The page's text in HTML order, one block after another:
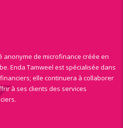
anonyme de microfinance créée en
Enda Tamweel est spécialisée dans
elle continuera à collaborer
à ses clients des services